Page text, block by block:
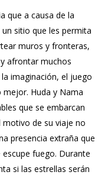
que a causa de la
sitio que les permita
muros y fronteras,
afrontar muchos
imaginación, el juego
mejor. Huda y Nama
que se embarcan
motivo de su viaje no
presencia extraña que
fuego. Durante
si las estrellas serán